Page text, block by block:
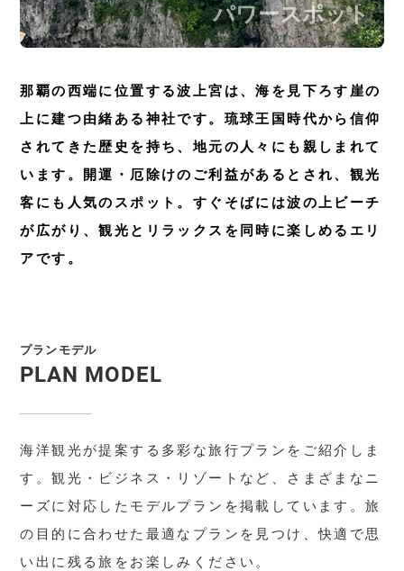
パワースポット
那覇の西端に位置する波上宮は、海を見下ろす崖の
上に建つ由緒ある神社です。琉球王国時代から信仰
されてきた歴史を持ち、地元の人々にも親しまれて
います。開運・厄除けのご利益があるとされ、観光
客にも人気のスポット。すぐそばには波の上ビーチ
が広がり、観光とリラックスを同時に楽しめるエリ
アです。
プランモデル
PLAN MODEL
海洋観光が提案する多彩な旅行プランをご紹介しま
す。観光・ビジネス・リゾートなど、さまざまなニ
ーズに対応したモデルプランを掲載しています。旅
の目的に合わせた最適なプランを見つけ、快適で思
い出に残る旅をお楽しみください。